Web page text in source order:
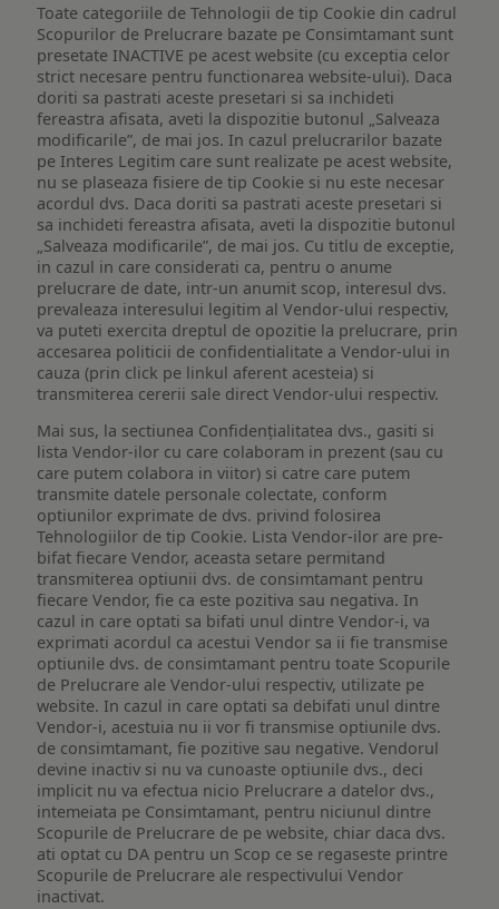
Toate categoriile de Tehnologii de tip Cookie din cadrul
Scopurilor de Prelucrare bazate pe Consimtamant sunt
presetate INACTIVE pe acest website (cu exceptia celor
strict necesare pentru functionarea website-ului). Daca
doriti sa pastrati aceste presetari si sa inchideti
fereastra afisata, aveti la dispozitie butonul „Salveaza
modificarile”, de mai jos. In cazul prelucrarilor bazate
pe Interes Legitim care sunt realizate pe acest website,
nu se plaseaza fisiere de tip Cookie si nu este necesar
acordul dvs. Daca doriti sa pastrati aceste presetari si
sa inchideti fereastra afisata, aveti la dispozitie butonul
„Salveaza modificarile”, de mai jos. Cu titlu de exceptie,
in cazul in care considerati ca, pentru o anume
prelucrare de date, intr-un anumit scop, interesul dvs.
prevaleaza interesului legitim al Vendor-ului respectiv,
va puteti exercita dreptul de opozitie la prelucrare, prin
accesarea politicii de confidentialitate a Vendor-ului in
cauza (prin click pe linkul aferent acesteia) si
transmiterea cererii sale direct Vendor-ului respectiv.
Mai sus, la sectiunea Confidențialitatea dvs., gasiti si
lista Vendor-ilor cu care colaboram in prezent (sau cu
care putem colabora in viitor) si catre care putem
transmite datele personale colectate, conform
optiunilor exprimate de dvs. privind folosirea
Tehnologiilor de tip Cookie. Lista Vendor-ilor are pre-
bifat fiecare Vendor, aceasta setare permitand
transmiterea optiunii dvs. de consimtamant pentru
fiecare Vendor, fie ca este pozitiva sau negativa. In
cazul in care optati sa bifati unul dintre Vendor-i, va
exprimati acordul ca acestui Vendor sa ii fie transmise
optiunile dvs. de consimtamant pentru toate Scopurile
de Prelucrare ale Vendor-ului respectiv, utilizate pe
website. In cazul in care optati sa debifati unul dintre
Vendor-i, acestuia nu ii vor fi transmise optiunile dvs.
de consimtamant, fie pozitive sau negative. Vendorul
devine inactiv si nu va cunoaste optiunile dvs., deci
implicit nu va efectua nicio Prelucrare a datelor dvs.,
intemeiata pe Consimtamant, pentru niciunul dintre
Scopurile de Prelucrare de pe website, chiar daca dvs.
ati optat cu DA pentru un Scop ce se regaseste printre
Scopurile de Prelucrare ale respectivului Vendor
inactivat.